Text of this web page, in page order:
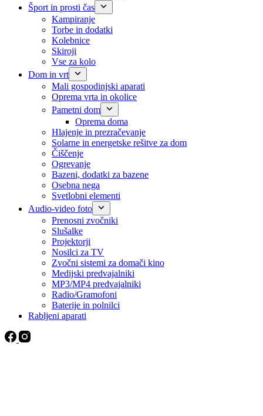
Šport in prosti čas
Kampiranje
Torbe in dodatki
Kolebnice
Skiroji
Vse za kolo
Dom in vrt
Mali gospodinjski aparati
Oprema vrta in okolice
Pametni dom
Oprema doma
Hlajenje in prezračevanje
Solarne in energetske rešitve za dom
Čiščenje
Ogrevanje
Bazeni, dodatki za bazene
Osebna nega
Svetlobni elementi
Audio-video foto
Prenosni zvočniki
Slušalke
Projektorji
Nosilci za TV
Zvočni sistemi za domači kino
Medijski predvajalniki
MP3/MP4 predvajalniki
Radio/Gramofoni
Baterije in polnilci
Rabljeni aparati